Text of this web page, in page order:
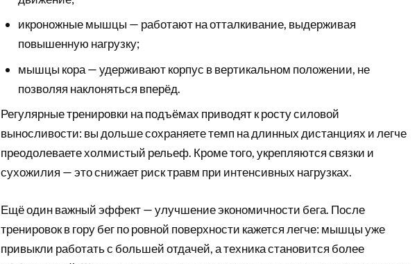
икроножные мышцы — работают на отталкивание, выдерживая
повышенную нагрузку;
мышцы кора — удерживают корпус в вертикальном положении, не
позволяя наклоняться вперёд.
Регулярные тренировки на подъёмах приводят к росту силовой
выносливости: вы дольше сохраняете темп на длинных дистанциях и легче
преодолеваете холмистый рельеф. Кроме того, укрепляются связки и
сухожилия — это снижает риск травм при интенсивных нагрузках.
Ещё один важный эффект — улучшение экономичности бега. После
тренировок в гору бег по ровной поверхности кажется легче: мышцы уже
привыкли работать с большей отдачей, а техника становится более